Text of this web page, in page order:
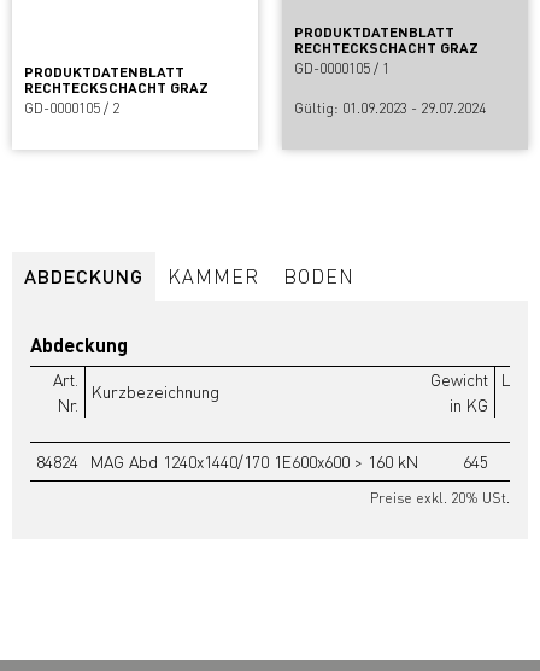
PRODUKTDATENBLATT
RECHTECKSCHACHT GRAZ
GD-0000105 / 1
Gültig: 01.09.2023 - 29.07.2024
PRODUKTDATENBLATT
RECHTECKSCHACHT GRAZ
GD-0000105 / 2
ABDECKUNG KAMMER BODEN
Abdeckung
Art.
Nr.
Kurzbezeichnung
Gewicht
in KG
84824 MAG Abd 1240x1440/170 1E600x600 > 160 kN 645
Preise exkl. 20% USt.